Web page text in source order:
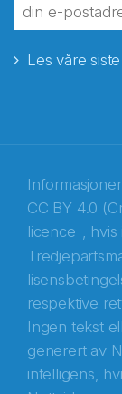
Les våre
CC BY 4.0
licence ,
respektive
Ingen tekst
generert av
intelligens,